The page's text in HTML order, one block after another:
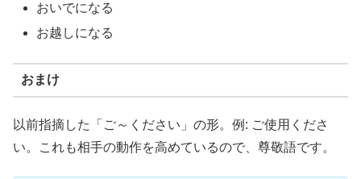
おいでになる
お越しになる
おまけ
以前指摘した「ご～ください」の形。例: ご使用くださ
い。これも相手の動作を高めているので、尊敬語です。